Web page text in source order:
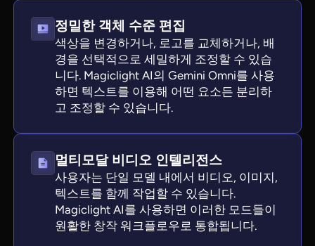
정밀한 객체 수준 편집
색상을 변경하거나, 로고를 교체하거나, 배
경을 선택적으로 세밀하게 조정할 수 있습
니다. Magiclight AI의 Gemini Omni를 사용
하면 텍스트를 이용해 어떤 요소든 분리하
고 조정할 수 있습니다.
멀티모달 비디오 인텔리전스
사용자는 단일 모델 내에서 비디오, 이미지,
텍스트를 함께 작업할 수 있습니다.
Magiclight AI를 사용하면 이러한 모드들이
원활한 창작 워크플로우로 통합됩니다.